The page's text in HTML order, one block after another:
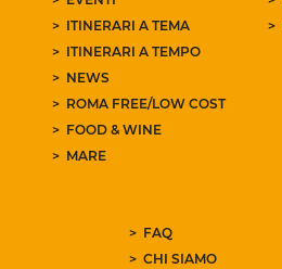
ITINERARI A TEMA
ITINERARI A TEMPO
NEWS
ROMA FREE/LOW COST
FOOD & WINE
MARE
FAQ
CHI SIAMO